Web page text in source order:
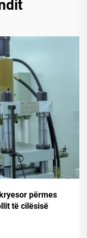
përmes
të cilësisë